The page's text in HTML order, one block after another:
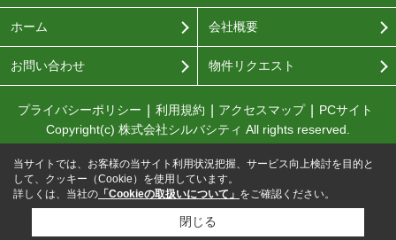
ホーム 会社概要
お問い合わせ 物件リクエスト
プライバシーポリシー 利用規約 アクセスマップ
PCサイト
Copyright(c) 株式会社シルバシティ All rights reserved.
当サイトでは、お客様の当サイト利用状況把握、サービス向上検討を目的と
して、クッキー（Cookie）を使用しています。
詳しくは、当社の 「Cookieの取扱いについて」 をご確認ください。
閉じる